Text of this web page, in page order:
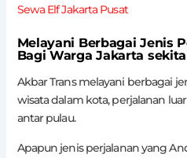
Sewa Elf Jakarta Pusat
Melayani Berbagai Jenis
Bagi Warga Jakarta
Akbar Trans melayani berbagai
wisata dalam kota, perjalanan
antar pulau.
Apapun jenis perjalanan yang